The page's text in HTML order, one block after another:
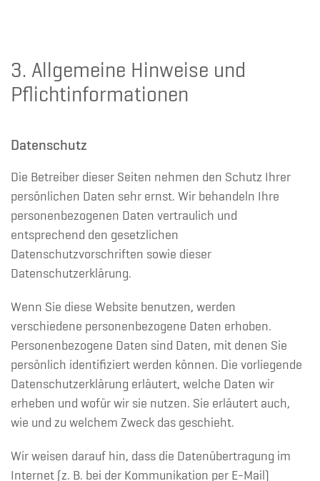
3. Allgemeine Hinweise und
Pflichtinformationen
Datenschutz
Die Betreiber dieser Seiten nehmen den Schutz Ihrer
persönlichen Daten sehr ernst. Wir behandeln Ihre
personenbezogenen Daten vertraulich und
entsprechend den gesetzlichen
Datenschutzvorschriften sowie dieser
Datenschutzerklärung.
Wenn Sie diese Website benutzen, werden
verschiedene personenbezogene Daten erhoben.
Personenbezogene Daten sind Daten, mit denen Sie
persönlich identifiziert werden können. Die vorliegende
Datenschutzerklärung erläutert, welche Daten wir
erheben und wofür wir sie nutzen. Sie erläutert auch,
wie und zu welchem Zweck das geschieht.
Wir weisen darauf hin, dass die Datenübertragung im
Internet (z. B. bei der Kommunikation per E-Mail)